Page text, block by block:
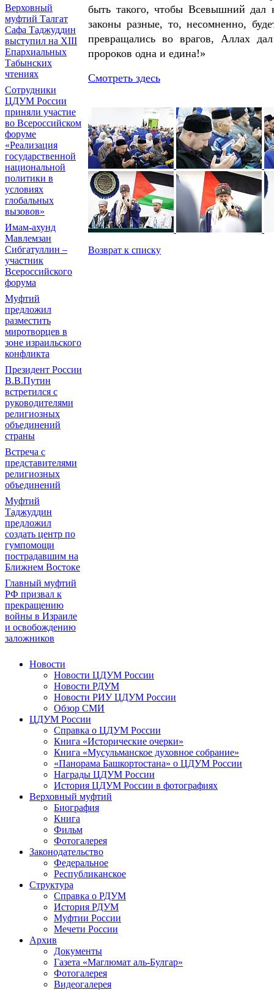
Верховный
муфтий Талгат
Сафа Таджуддин
выступил на ХIII
Епархиальных
Табынских
чтениях
Сотрудники
ЦДУМ России
приняли участие
во Всероссийском
форуме
«Реализация
государственной
национальной
политики в
условиях
глобальных
вызовов»
Имам-ахунд
Мавлемзан
Сибгатуллин –
участник
Всероссийского
форума
Муфтий
предложил
разместить
миротворцев в
зоне израильского
конфликта
Президент России
В.В.Путин
встретился с
руководителями
религиозных
объединений
страны
Встреча с
представителями
религиозных
объединений
Муфтий
Таджуддин
предложил
создать центр по
гумпомощи
пострадавшим на
Ближнем Востоке
Главный муфтий
РФ призвал к
прекращению
войны в Израиле
и освобождению
заложников
быть такого, чтобы Всевышний дал
законы разные, то, несомненно,
превращались во врагов, Аллах
пророков одна и едина!»
Смотреть здесь
Возврат к списку
Новости
Новости ЦДУМ России
Новости РДУМ
Новости РИУ ЦДУМ России
Обзор СМИ
ЦДУМ России
Справка о ЦДУМ России
Книга «Исторические очерки»
Книга «Мусульманское духовное собрание»
«Панорама Башкортостана» о ЦДУМ России
Награды ЦДУМ России
История ЦДУМ России в фотографиях
Верховный муфтий
Биография
Книга
Фильм
Фотогалерея
Законодательство
Федеральное
Республиканское
Структура
Справка о РДУМ
История РДУМ
Муфтии России
Мечети России
Архив
Документы
Газета «Маглюмат аль-Булгар»
Фотогалерея
Видеогалерея